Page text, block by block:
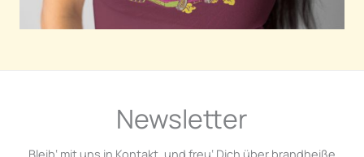
Newsletter
Bleib‘ mit uns in Kontakt, und freu‘ Dich über brandheiße